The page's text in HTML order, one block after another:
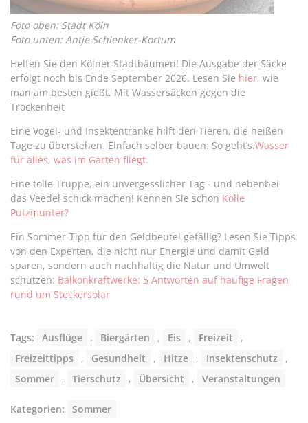
Foto oben: Stadt Köln
Foto unten: Antje Schlenker-Kortum
Helfen Sie den Kölner Stadtbäumen! Die Ausgabe der Säcke
erfolgt noch bis Ende September 2026. Lesen Sie hier, wie
man am besten gießt. Mit Wassersäcken gegen die
Trockenheit
Eine Vogel- und Insektentränke hilft den Tieren, die heißen
Tage zu überstehen. Einfach selber bauen: So geht’s.Wasser
für alles, was im Garten fliegt.
Eine tolle Truppe, ein unvergesslicher Tag - und nebenbei
das Veedel schick machen! Kennen Sie schon Kölle
Putzmunter?
Ein Sommer-Tipp für den Geldbeutel gefällig? Lesen Sie Tipps
von den Experten, die nicht nur Energie und damit Geld
sparen, sondern auch nachhaltig die Natur und Umwelt
schützen: Balkonkraftwerke: 5 Antworten auf häufige Fragen
rund um Steckersolar
Tags: Ausflüge , Biergärten , Eis , Freizeit
,
Freizeittipps
, Gesundheit , Hitze , Insektenschutz
,
Sommer
, Tierschutz , Übersicht , Veranstaltungen
Kategorien: Sommer